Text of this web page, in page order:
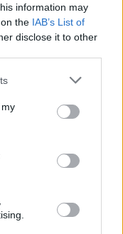
information may
the IAB’s List of
disclose it to other
által elmondottakra
tünetek/panaszok
sem lehet igazolni
a szülőtől vett
köhög stb. Például a
panaszok, köhögés
alapján az orvos
a szülő elmondásából
a
az oktatási
adminisztratív igény